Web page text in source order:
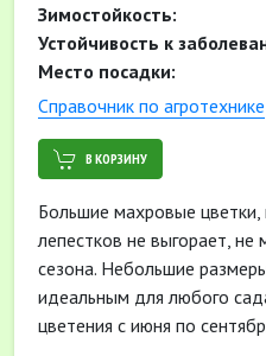
Зимостойкость:
Устойчивость к
Место посадки:
Cправочник по агротехнике
В КОРЗИНУ
Большие махровые цветки,
лепестков не выгорает, не
сезона. Небольшие
идеальным для любого
цветения с июня по